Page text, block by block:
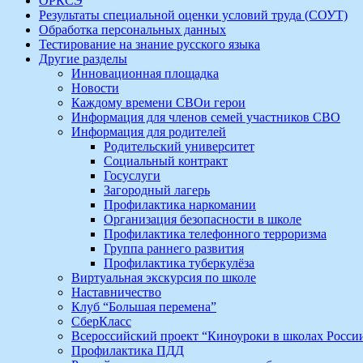
Результаты специальной оценки условий труда (СОУТ)
Обработка персональных данных
Тестирование на знание русского языка
Другие разделы
Инновационная площадка
Новости
Каждому времени СВОи герои
Информация для членов семей участников СВО
Информация для родителей
Родительский университет
Социальный контракт
Госуслуги
Загородный лагерь
Профилактика наркомании
Организация безопасности в школе
Профилактика телефонного терроризма
Группа раннего развития
Профилактика туберкулёза
Виртуальная экскурсия по школе
Наставничество
Клуб “Большая перемена”
СберКласс
Всероссийский проект “Киноуроки в школах
Профилактика ПДД